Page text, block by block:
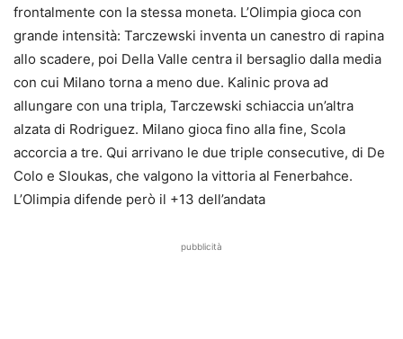
frontalmente con la stessa moneta. L’Olimpia gioca con
grande intensità: Tarczewski inventa un canestro di rapina
allo scadere, poi Della Valle centra il bersaglio dalla media
con cui Milano torna a meno due. Kalinic prova ad
allungare con una tripla, Tarczewski schiaccia un’altra
alzata di Rodriguez. Milano gioca fino alla fine, Scola
accorcia a tre. Qui arrivano le due triple consecutive, di De
Colo e Sloukas, che valgono la vittoria al Fenerbahce.
L’Olimpia difende però il +13 dell’andata
pubblicità